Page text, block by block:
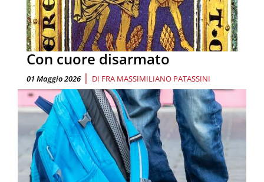
Con cuore disarmato
01 Maggio 2026 | DI FRA MASSIMILIANO PATASSINI